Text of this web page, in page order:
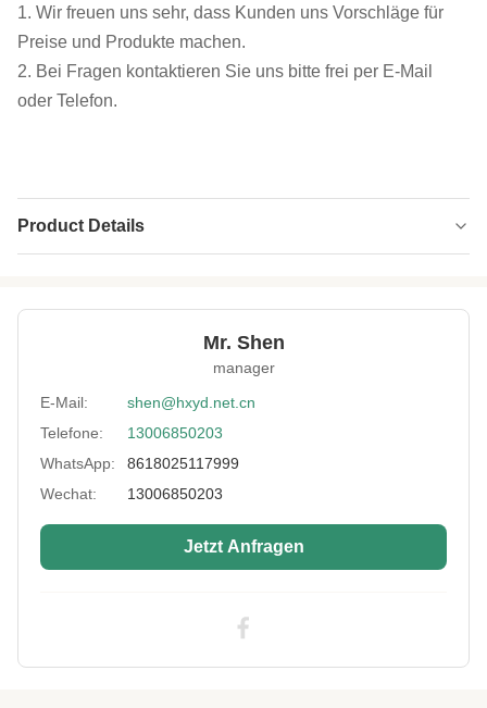
1. Wir freuen uns sehr, dass Kunden uns Vorschläge für
Preise und Produkte machen.
2. Bei Fragen kontaktieren Sie uns bitte frei per E-Mail
oder Telefon.
Product Details
Application: Wader, Jagd
Umweltfreundlich
Type: Doppelseite Laminatstoff
Size Of Sheet: 51 x 130 Zoll, 51 x 83 Zoll
Thickness: 4mm
Polyester-Camo-SBR-Gummiblech
SBR 4mm Neoprenstoff,
Mr. Shen
manager
E-Mail:
shen@hxyd.net.cn
Telefone:
13006850203
WhatsApp:
8618025117999
Wechat:
13006850203
Jetzt Anfragen